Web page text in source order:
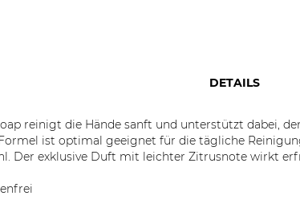
DETAILS
reinigt die Hände sanft und unterstützt dabei,
ist optimal geeignet für die tägliche
Der exklusive Duft mit leichter Zitrusnote wirkt